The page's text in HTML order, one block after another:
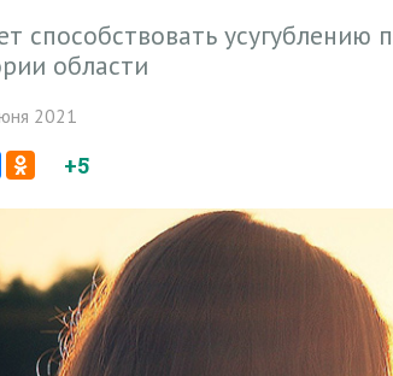
способствовать
области
2021
+5